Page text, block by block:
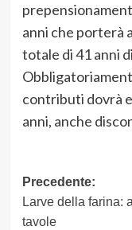
anni che porterà
totale di 41 anni
contributi dovrà
anni, anche
articolo
Precedente:
Larve della farina:
tavole